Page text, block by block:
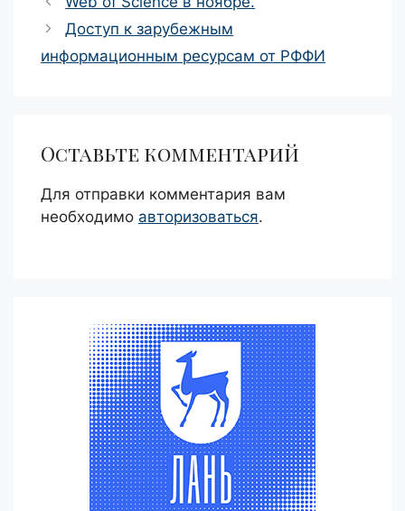
записи
Доступ к зарубежным
информационным ресурсам от РФФИ
Оставьте комментарий
Для отправки комментария вам
необходимо авторизоваться.